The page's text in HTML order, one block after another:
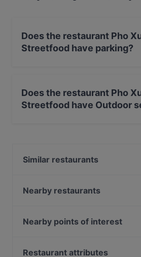
Does the restaurant Pho
Streetfood have parking?
Does the restaurant Pho
Streetfood have Outdoor
Similar restaurants
VEGAN HOUSE Neustadt
Mi-Ka-Do Japanisches
Que Chevere
Nearby restaurants
China Restaurant China Zeit
Nearby points of interest
U-Bahn Steinweg, Cologne
Restaurant attributes